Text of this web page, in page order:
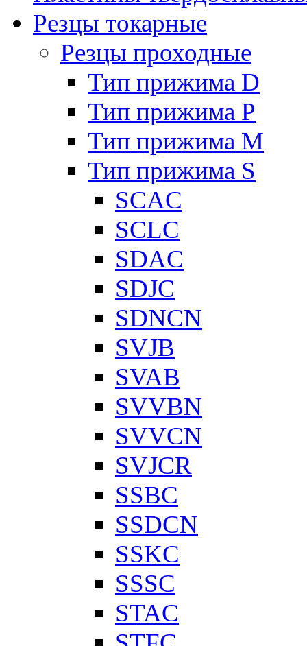
Резцы токарные
Резцы проходные
Тип прижима D
Тип прижима P
Тип прижима M
Тип прижима S
SCAC
SCLC
SDAC
SDJC
SDNCN
SVJB
SVAB
SVVBN
SVVCN
SVJCR
SSBC
SSDCN
SSKC
SSSC
STAC